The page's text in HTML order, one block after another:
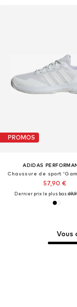
PROMOS
ADIDAS
Chaussure de sport
57,90 €
Dernier prix le plus bas :
Vous